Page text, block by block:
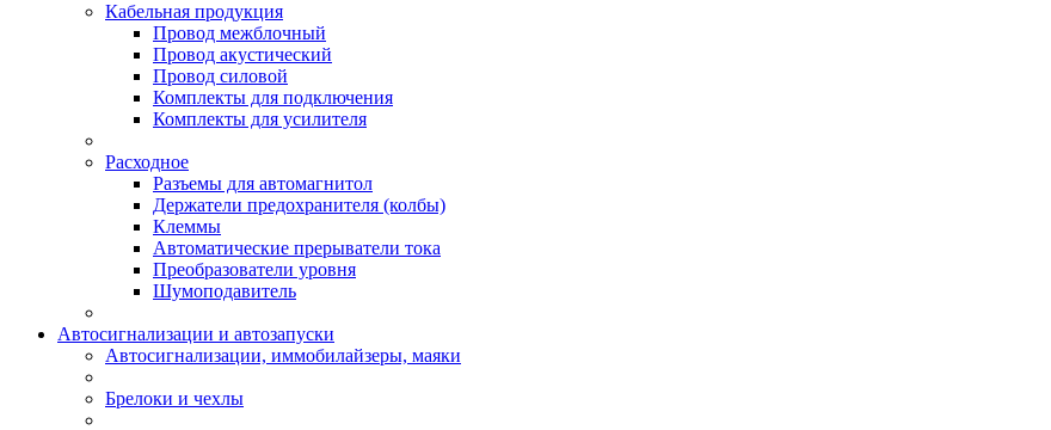
Кабельная продукция
Провод межблочный
Провод акустический
Провод силовой
Комплекты для подключения
Комплекты для усилителя
Расходное
Разъемы для автомагнитол
Держатели предохранителя (колбы)
Клеммы
Автоматические прерыватели тока
Преобразователи уровня
Шумоподавитель
Автосигнализации и автозапуски
Автосигнализации, иммобилайзеры, маяки
Брелоки и чехлы